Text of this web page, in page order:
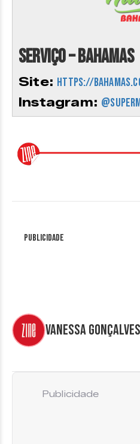
Serviço – Bahamas
Site: https://
Instagram:
Publicidade
Vanessa Gonçalves
Publicidade